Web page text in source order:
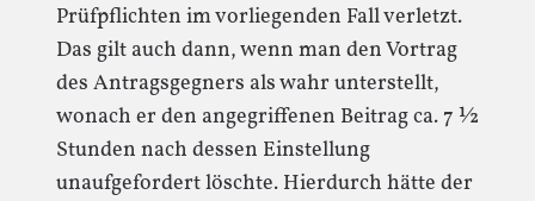
Prüfpflichten im vorliegenden Fall verletzt.
Das gilt auch dann, wenn man den Vortrag
des Antragsgegners als wahr unterstellt,
wonach er den angegriffenen Beitrag ca. 7 ½
Stunden nach dessen Einstellung
unaufgefordert löschte. Hierdurch hätte der